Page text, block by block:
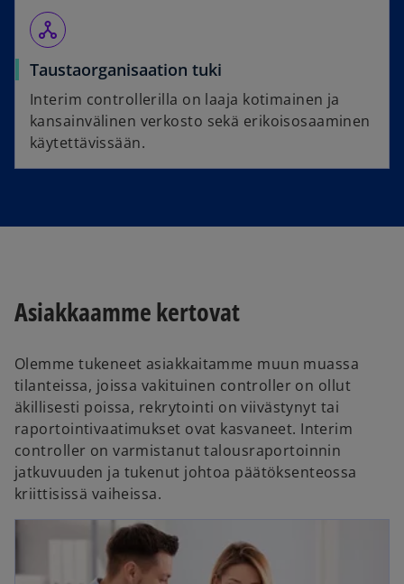
network_node
Taustaorganisaation tuki
Interim controllerilla on laaja kotimainen ja
kansainvälinen verkosto sekä erikoisosaaminen
käytettävissään.
Asiakkaamme kertovat
Olemme tukeneet asiakkaitamme muun muassa
tilanteissa, joissa vakituinen controller on ollut
äkillisesti poissa, rekrytointi on viivästynyt tai
raportointivaatimukset ovat kasvaneet. Interim
controller on varmistanut talousraportoinnin
jatkuvuuden ja tukenut johtoa päätöksenteossa
kriittisissä vaiheissa.